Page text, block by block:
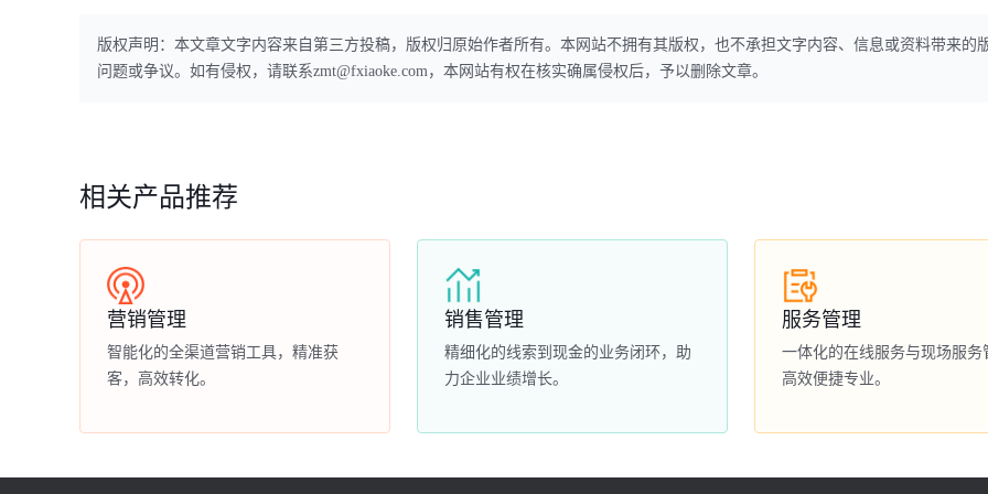
版权声明：本文章文字内容来自第三方投稿，版权归原始作者所有。本网站不拥有其版权，也不承担文字内容、信息或资料带来的
问题或争议。如有侵权，请联系zmt@fxiaoke.com，本网站有权在核实确属侵权后，予以删除文章。
相关产品推荐
营销管理
智能化的全渠道营销工具，精准获
客，高效转化。
销售管理
精细化的线索到现金的业务闭环，助
力企业业绩增长。
服务管理
一体化的在线服务与现场服务
高效便捷专业。